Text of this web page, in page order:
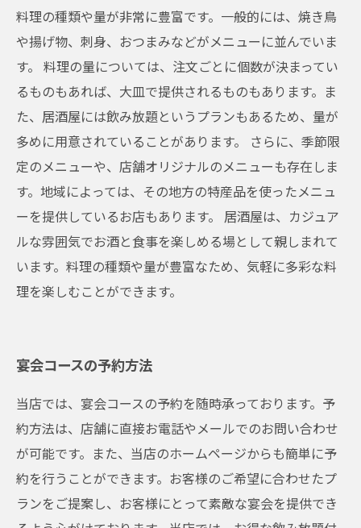
料理の種類や量が非常に豊富です。一般的には、焼き鳥
や揚げ物、刺身、おつまみなどがメニューに並んでいま
す。 料理の量については、注文ごとに個数が決まってい
るものもあれば、大皿で提供されるものもあります。ま
た、居酒屋には飲み放題というプランもあるため、量が
多めに用意されていることがあります。 さらに、季節限
定のメニューや、店舗オリジナルのメニューも存在しま
す。地域によっては、その地方の特産品を使ったメニュ
ーを提供しているお店もあります。 居酒屋は、カジュア
ルな雰囲気でお酒と食事を楽しめる場として親しまれて
います。料理の種類や量が豊富なため、気軽に多彩な料
理を楽しむことができます。
宴会コースの予約方法
当店では、宴会コースの予約を随時承っております。予
約方法は、店舗に直接お電話やメールでのお問い合わせ
が可能です。また、当店のホームページからも簡単に予
約を行うことができます。お客様のご希望に合わせたプ
ランをご提案し、お客様にとって素敵な宴会を提供でき